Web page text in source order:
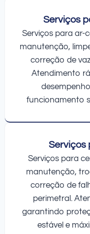
Serviços
Serviços para ar-
manutenção,
correção de
Atendimento
funcionamento
Serviços
Serviços para
manutenção,
correção de
perimetral.
garantindo
estável e